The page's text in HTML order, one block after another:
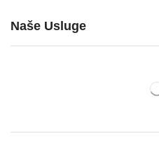
Naše Usluge